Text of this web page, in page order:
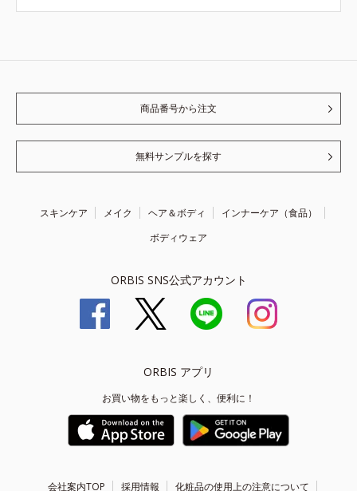
商品番号から注文
無料サンプルを探す
スキンケア メイク ヘア＆ボディ
インナーケア（食品）
ボディウェア
ORBIS SNS公式アカウント
ORBIS アプリ
お買い物をもっと楽しく、便利に！
会社案内TOP 採用情報 化粧品の使用上の注意について